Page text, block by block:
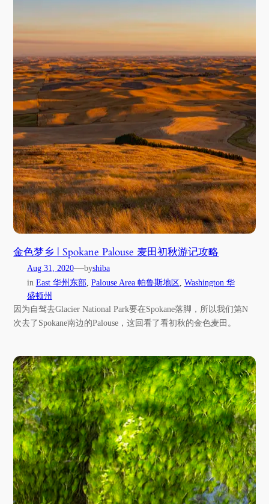
金色梦乡 | Spokane Palouse 麦田初秋游记攻略
Aug 31, 2020—byshiba
in East 华州东部, Palouse Area 帕鲁斯地区, Washington 华
盛顿州
因为自驾去Glacier National Park要在Spokane落脚，所以我们第N
次去了Spokane南边的Palouse，这回看了看初秋的金色麦田。